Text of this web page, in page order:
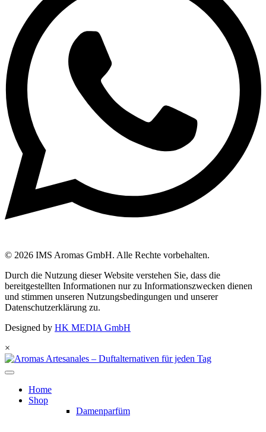
© 2026 IMS Aromas GmbH. Alle Rechte vorbehalten.
Durch die Nutzung dieser Website verstehen Sie, dass die
bereitgestellten Informationen nur zu Informationszwecken dienen
und stimmen unseren Nutzungsbedingungen und unserer
Datenschutzerklärung zu.
Designed by HK MEDIA GmbH
×
Home
Shop
Damenparfüm